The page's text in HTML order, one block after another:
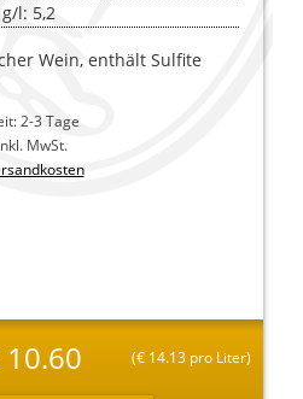
l: 5,2
Wein, enthält Sulfite
2-3 Tage
MwSt.
10.60 (€ 14.13 pro Liter)